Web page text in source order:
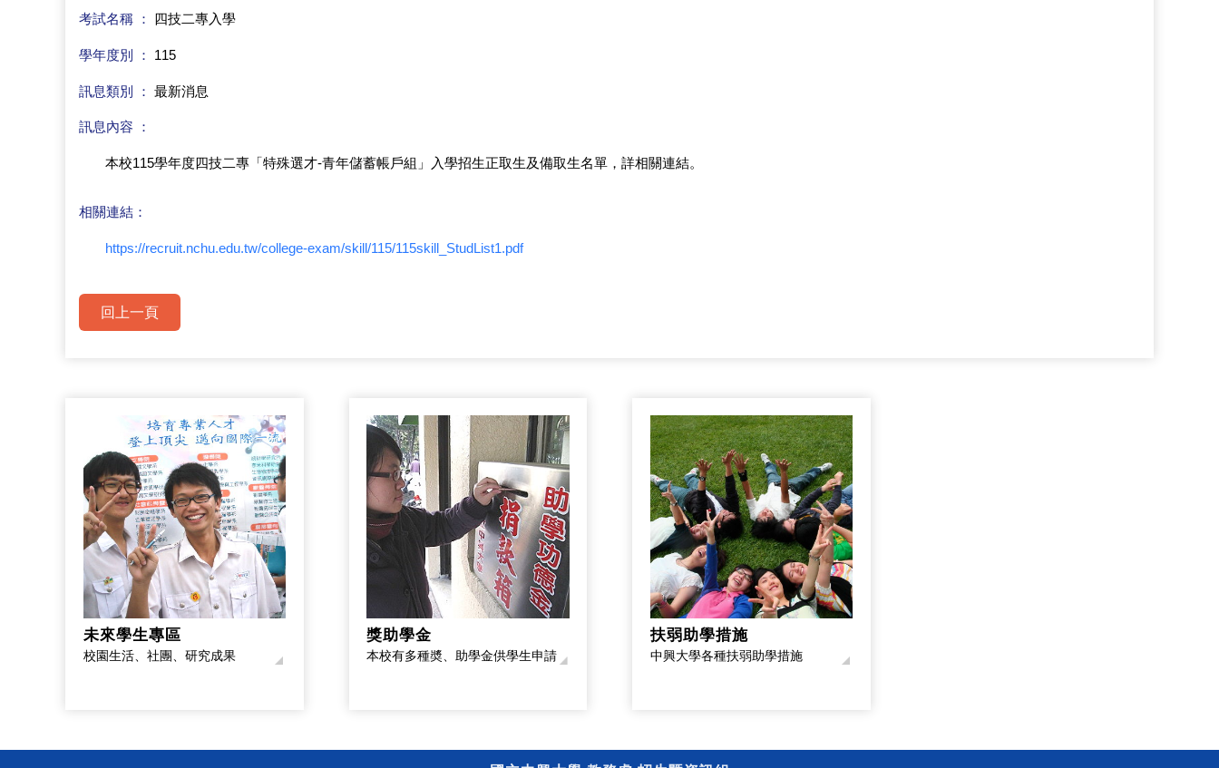
考試名稱 ： 四技二專入學
學年度別 ： 115
訊息類別 ： 最新消息
訊息內容 ：
本校115學年度四技二專「特殊選才-青年儲蓄帳戶組」入學招生正取生及備取生名單，詳相關連結。
相關連結：
https://recruit.nchu.edu.tw/college-exam/skill/115/115skill_StudList1.pdf
回上一頁
未來學生專區
校園生活、社團、研究成果
獎助學金
本校有多種奬、助學金供學生申請
扶弱助學措施
中興大學各種扶弱助學措施